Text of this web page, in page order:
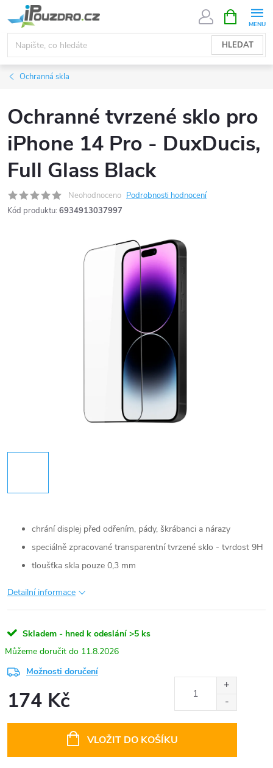
na
obsah
HLEDAT
NÁKUPNÍ
KOŠÍK
Ochranná skla
Ochranné tvrzené sklo pro
iPhone 14 Pro - DuxDucis,
Full Glass Black
Neohodnoceno Podrobnosti hodnocení
Kód produktu: 6934913037997
chrání displej před odřením, pády, škrábanci a nárazy
speciálně zpracované transparentní tvrzené sklo - tvrdost 9H
tloušťka skla pouze 0,3 mm
Detailní informace
Skladem - hned k odeslání >5 ks
11.8.2026
Možnosti doručení
174 Kč
VLOŽIT DO KOŠÍKU